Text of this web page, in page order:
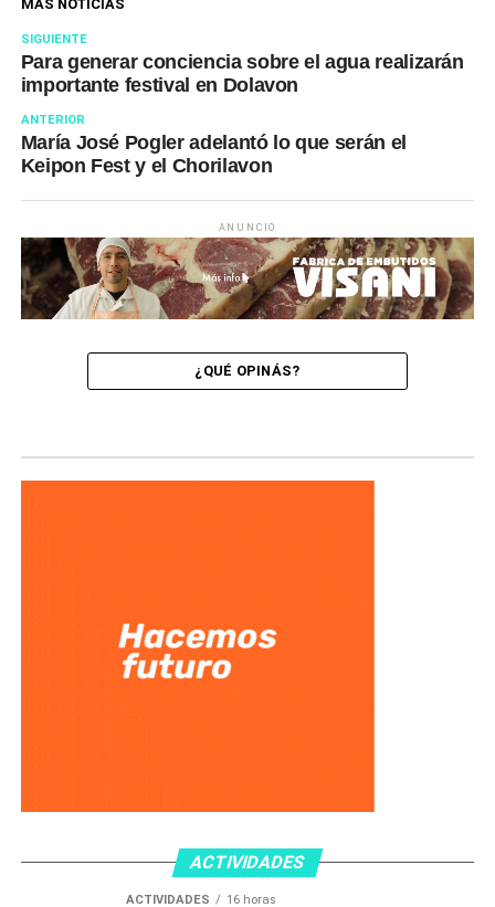
MÁS NOTICIAS
SIGUIENTE
Para generar conciencia sobre el agua realizarán
importante festival en Dolavon
ANTERIOR
María José Pogler adelantó lo que serán el
Keipon Fest y el Chorilavon
ANUNCIO
¿QUÉ OPINÁS?
ACTIVIDADES
ACTIVIDADES 16 horas